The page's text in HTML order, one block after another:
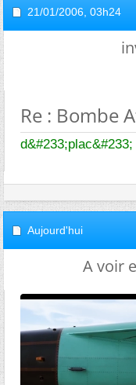
21/01/2006, 03h24
Re : Bombe
Aujourd'hui
A voir